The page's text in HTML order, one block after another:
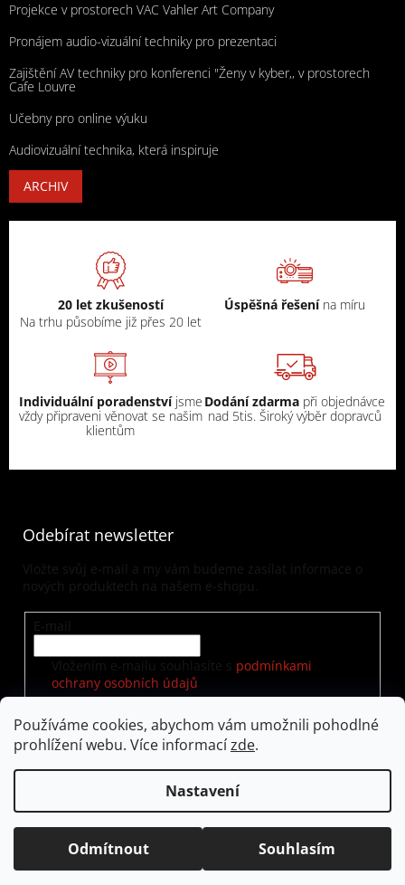
Používáme cookies, abychom vám umožnili pohodlné
prohlížení webu. Více informacízde.
Nastavení
Odmítnout Souhlasím
Projekce v prostorech VAC Vahler Art Company
Pronájem audio-vizuální techniky pro prezentaci
Zajištění AV techniky pro konferenci "Ženy v kyber,, v prostorech
Cafe Louvre
Učebny pro online výuku
Audiovizuální technika, která inspiruje
ARCHIV
20 let zkušeností
Na trhu působíme již přes 20 let
Úspěšná řešení na míru
Individuální poradenstvíjsme
vždy připraveni věnovat se našim
klientům
Dodání zdarma při objednávce
nad 5tis. Široký výběr dopravců
Odebírat newsletter
Vložte svůj e-mail a my vám budeme zasílat informace o
nových produktech na našem e-shopu.
E-mail
Vložením e-mailu souhlasíte s podmínkami
ochrany osobních údajů
PŘIHLÁSIT SE
Vytvořil Shoptet |Nakódoval eshopGuru
Copyright 2026visualway.cz
. Všechna práva vyhrazena.